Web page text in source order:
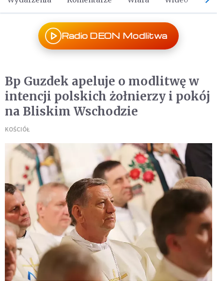
Radio DEON Modlitwa
Bp Guzdek apeluje o modlitwę w
intencji polskich żołnierzy i pokój
na Bliskim Wschodzie
KOŚCIÓŁ